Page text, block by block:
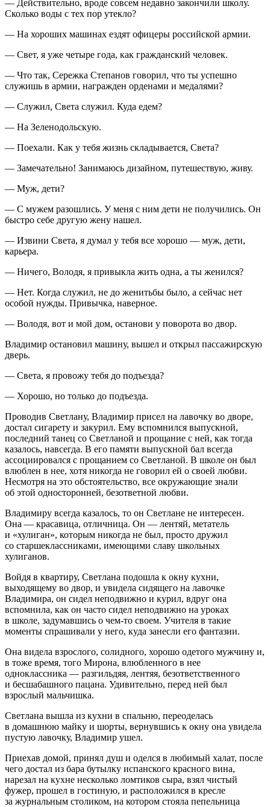
— Действительно, вроде совсем недавно закончили школу.
Сколько воды с тех пор утекло?
— На хороших машинах ездят офицеры российской армии.
— Свет, я уже четыре года, как гражданский человек.
— Что так, Сережка Степанов говорил, что ты успешно
служишь в армии, награжден орденами и медалями?
— Служил, Света служил. Куда едем?
— На Зеленодольскую.
— Поехали. Как у тебя жизнь складывается, Света?
— Замечательно! Занимаюсь дизайном, путешествую, живу.
— Муж, дети?
— С мужем разошлись. У меня с ним дети не получились. Он
быстро себе другую жену нашел.
— Извини Света, я думал у тебя все хорошо — муж, дети,
карьера.
— Ничего, Володя, я привыкла жить одна, а ты женился?
— Нет. Когда служил, не до женитьбы было, а сейчас нет
особой нужды. Привычка, наверное.
— Володя, вот и мой дом, останови у поворота во двор.
Владимир остановил машину, вышел и открыл пассажирскую
дверь.
— Света, я провожу тебя до подъезда?
— Хорошо, но только до подъезда.
Проводив Светлану, Владимир присел на лавочку во дворе,
достал сигарету и закурил. Ему вспомнился выпускной,
последний танец со Светланой и прощание с ней, как тогда
казалось, навсегда. В его памяти выпускной бал всегда
ассоциировался с прощанием со Светланой. В школе он был
влюблен в нее, хотя никогда не говорил ей о своей любви.
Несмотря на это обстоятельство, все окружающие знали
об этой односторонней, безответной любви.
Владимиру всегда казалось, то он Светлане не интересен.
Она — красавица, отличница. Он — лентяй, метатель
и «хулиган», которым никогда не был, просто дружил
со старшеклассниками, имеющими славу школьных
хулиганов.
Войдя в квартиру, Светлана подошла к окну кухни,
выходящему во двор, и увидела сидящего на лавочке
Владимира, он сидел неподвижно и курил, вдруг она
вспомнила, как он часто сидел неподвижно на уроках
в школе, задумавшись о чем-то своем. Учителя в такие
моменты спрашивали у него, куда занесли его фантазии.
Она видела взрослого, солидного, хорошо одетого мужчину и,
в тоже время, того Мирона, влюбленного в нее
одноклассника — разгильдяя, лентяя, безответственного
и бесшабашного пацана. Удивительно, перед ней был
взрослый мальчишка.
Светлана вышла из кухни в спальню, переоделась
в домашнюю майку и шорты, вернувшись к окну она увидела
пустую лавочку, Владимир ушел.
Приехав домой, принял душ и оделся в любимый халат, после
чего достал из бара бутылку испанского красного вина,
нарезал на кухне несколько ломтиков сыра, взял чистый
фужер, прошел в гостиную, и расположился в кресле
за журнальным столиком, на котором стояла пепельница